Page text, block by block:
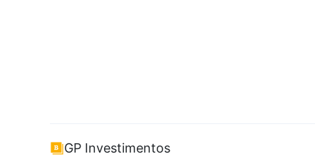
GP Investimentos